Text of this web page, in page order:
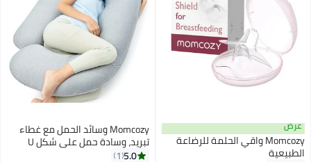
عرض
Momcozy واقي الحلمة للرضاعة
الطبيعية
Momcozy وسائد الحمل مع غطاء
تبريد، وسادة حمل على شكل U
5.0
1